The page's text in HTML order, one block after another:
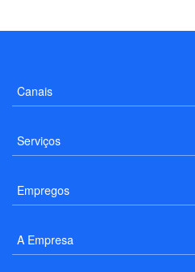
Canais
Serviços
Empregos
A Empresa